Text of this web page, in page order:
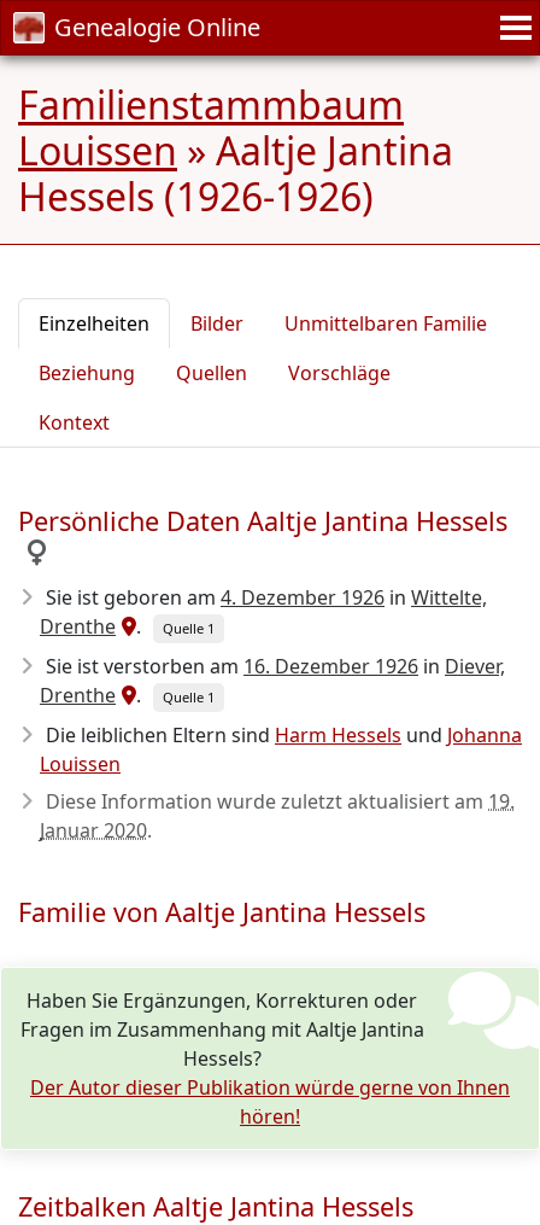
Genealogie Online
Familienstammbaum
Louissen » Aaltje Jantina
Hessels (1926-1926)
Einzelheiten Bilder
Unmittelbaren Familie
Beziehung
Quellen
Vorschläge
Kontext
Persönliche Daten Aaltje Jantina Hessels
Sie ist geboren am 4. Dezember 1926 in Wittelte,
Drenthe
. Quelle 1
Sie ist verstorben am 16. Dezember 1926 in Diever,
Drenthe
. Quelle 1
Die leiblichen Eltern sind Harm Hessels und Johanna
Louissen
Diese Information wurde zuletzt aktualisiert am 19.
Januar 2020.
Familie von Aaltje Jantina Hessels
Haben Sie Ergänzungen, Korrekturen oder
Fragen im Zusammenhang mit Aaltje Jantina
Hessels?
Der Autor dieser Publikation würde gerne von Ihnen
hören!
Zeitbalken Aaltje Jantina Hessels